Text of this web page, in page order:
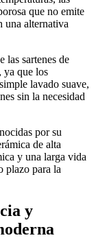
que no emite
una alternativa
las sartenes de
ya que los
lavado suave,
sin la necesidad
por su
de alta
y una larga vida
plazo para la
y